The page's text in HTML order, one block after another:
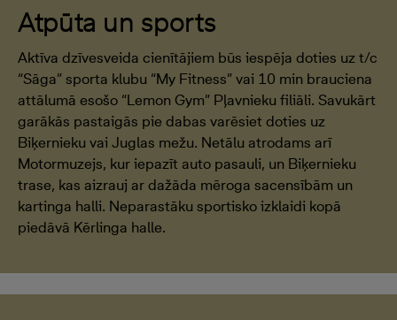
Atpūta un sports
Aktīva dzīvesveida cienītājiem būs iespēja doties uz t/c
“Sāga” sporta klubu “My Fitness” vai 10 min brauciena
attālumā esošo “Lemon Gym” Pļavnieku filiāli. Savukārt
garākās pastaigās pie dabas varēsiet doties uz
Biķernieku vai Juglas mežu. Netālu atrodams arī
Motormuzejs, kur iepazīt auto pasauli, un Biķernieku
trase, kas aizrauj ar dažāda mēroga sacensībām un
kartinga halli. Neparastāku sportisko izklaidi kopā
piedāvā Kērlinga halle.